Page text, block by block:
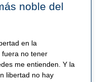
noble del
en la
fuera no tener
me entienden. Y la
libertad no hay